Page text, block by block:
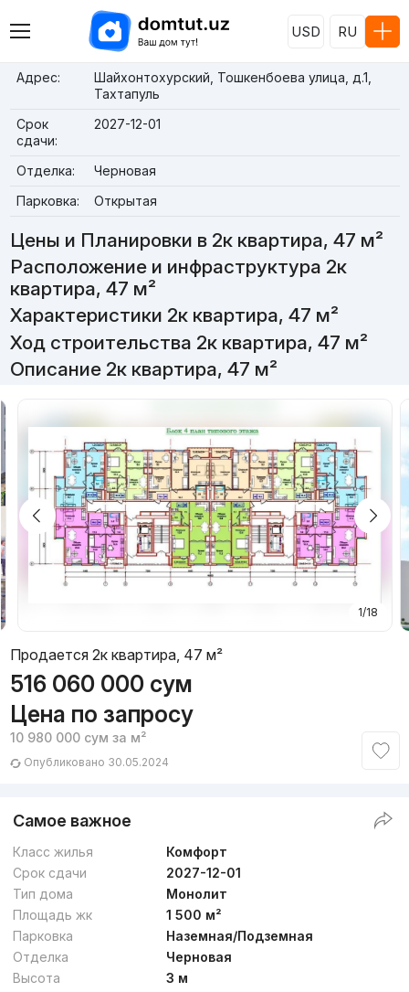
USD RU
Адрес:
Шайхонтохурский, Тошкенбоева улица, д.1,
Тахтапуль
Срок
сдачи:
2027-12-01
Отделка:
Черновая
Парковка:
Открытая
Цены и Планировки в 2к квартира, 47 м²
Расположение и инфраструктура 2к
квартира, 47 м²
Характеристики 2к квартира, 47 м²
Ход строительства 2к квартира, 47 м²
Описание 2к квартира, 47 м²
1/18
Продается 2к квартира, 47 м²
516 060 000 сум
Цена по запросу
10 980 000 сум за м²
Опубликовано 30.05.2024
Самое важное
Класс жилья
Комфорт
Срок сдачи
2027-12-01
Тип дома
Монолит
Площадь жк
1 500 м²
Парковка
Наземная/Подземная
Отделка
Черновая
Высота
3 м